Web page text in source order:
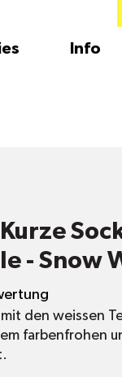
Info
- Snow
den weissen
farbenfrohen